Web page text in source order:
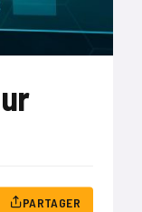
PARTAGER